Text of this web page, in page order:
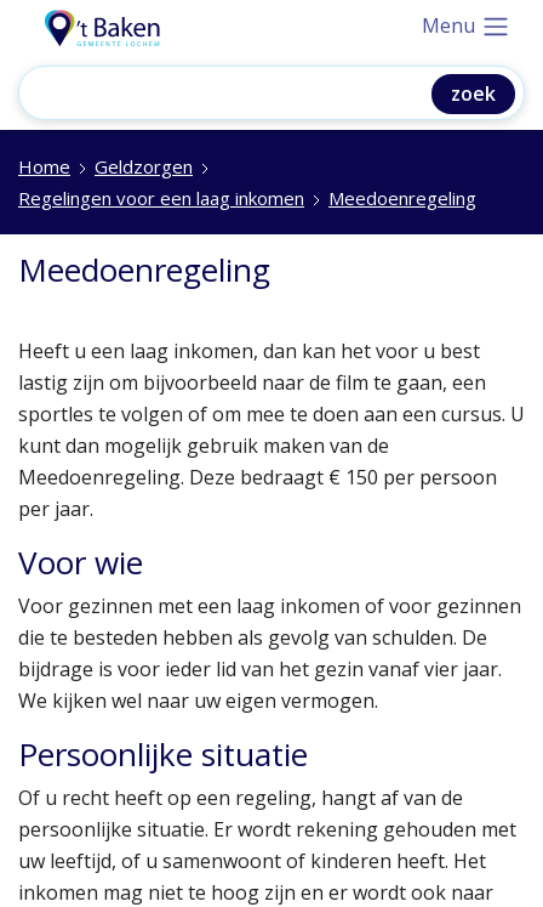
Menu
Home
Geldzorgen
Regelingen voor een laag inkomen
Meedoenregeling
Meedoenregeling
Heeft u een laag inkomen, dan kan het voor u best
lastig zijn om bijvoorbeeld naar de film te gaan, een
sportles te volgen of om mee te doen aan een cursus. U
kunt dan mogelijk gebruik maken van de
Meedoenregeling. Deze bedraagt € 150 per persoon
per jaar.
Voor wie
Voor gezinnen met een laag inkomen of voor gezinnen
die te besteden hebben als gevolg van schulden. De
bijdrage is voor ieder lid van het gezin vanaf vier jaar.
We kijken wel naar uw eigen vermogen.
Persoonlijke situatie
Of u recht heeft op een regeling, hangt af van de
persoonlijke situatie. Er wordt rekening gehouden met
uw leeftijd, of u samenwoont of kinderen heeft. Het
inkomen mag niet te hoog zijn en er wordt ook naar